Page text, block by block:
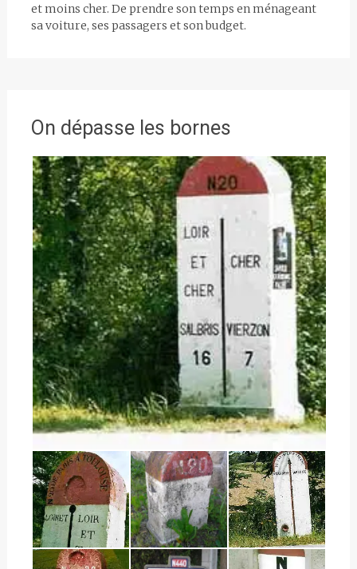
et moins cher. De prendre son temps en ménageant
sa voiture, ses passagers et son budget.
On dépasse les bornes